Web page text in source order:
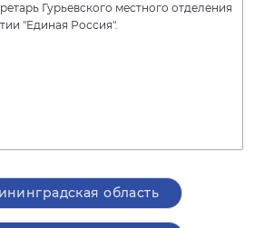
Гурьевского местного отделения
"Единая Россия".
область